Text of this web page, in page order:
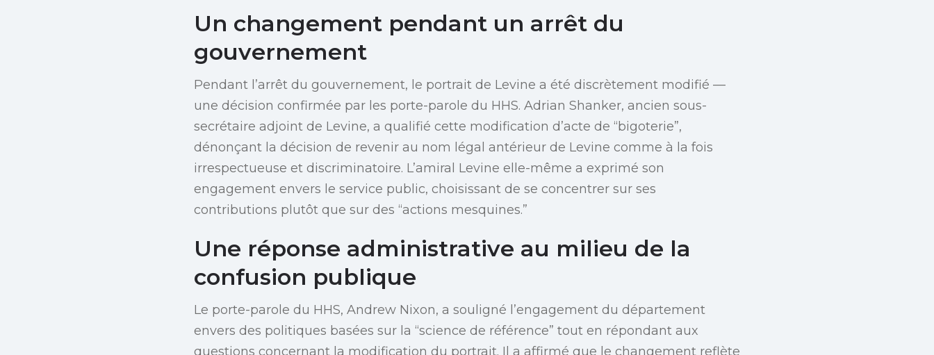
Un changement pendant un arrêt du
gouvernement
Pendant l’arrêt du gouvernement, le portrait de Levine a été discrètement modifié —
une décision confirmée par les porte-parole du HHS. Adrian Shanker, ancien sous-
secrétaire adjoint de Levine, a qualifié cette modification d’acte de “bigoterie”,
dénonçant la décision de revenir au nom légal antérieur de Levine comme à la fois
irrespectueuse et discriminatoire. L’amiral Levine elle-même a exprimé son
engagement envers le service public, choisissant de se concentrer sur ses
contributions plutôt que sur des “actions mesquines.”
Une réponse administrative au milieu de la
confusion publique
Le porte-parole du HHS, Andrew Nixon, a souligné l’engagement du département
envers des politiques basées sur la “science de référence” tout en répondant aux
questions concernant la modification du portrait. Il a affirmé que le changement reflète